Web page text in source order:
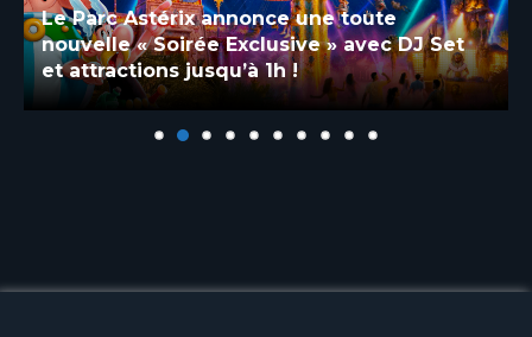
Le Parc Astérix annonce une toute
nouvelle « Soirée Exclusive » avec DJ Set
et attractions jusqu’à 1h !